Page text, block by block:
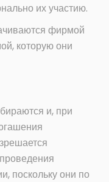
их участию.
фирмой
которую они
и, при
поскольку они по